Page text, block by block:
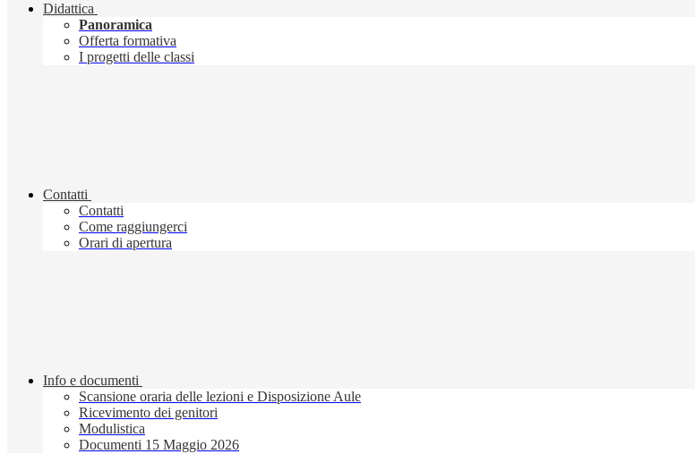
Didattica
Panoramica
Offerta formativa
I progetti delle classi
Contatti
Contatti
Come raggiungerci
Orari di apertura
Info e documenti
Scansione oraria delle lezioni e Disposizione Aule
Ricevimento dei genitori
Modulistica
Documenti 15 Maggio 2026